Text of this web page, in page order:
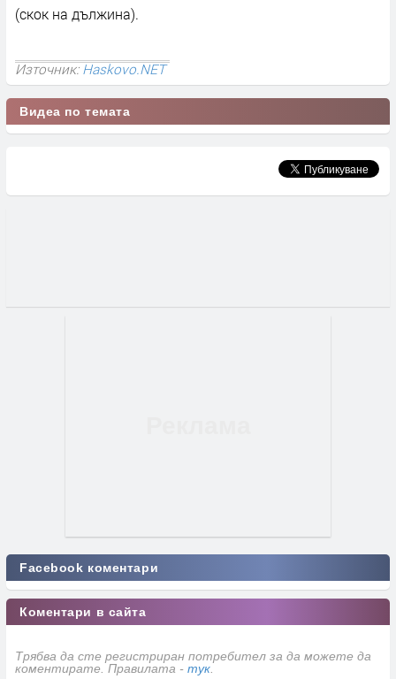
(скок на дължина).
Източник:Haskovo.NET
Видеа по темата
Facebook коментари
Коментари в сайта
Трябва да сте регистриран потребител за да можете да
коментирате. Правилата - тук